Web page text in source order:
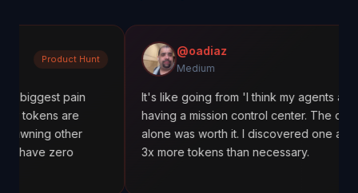
pain
@oadiaz
Medium
It's like going from 'I think my agents are working' to
having a mission control center. The cost tracking
alone was worth it. I discovered one agent was
3x more tokens than necessary.